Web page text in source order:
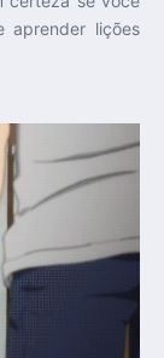
aprender lições